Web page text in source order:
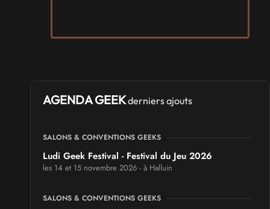
AGENDA GEEKderniers ajouts
SALONS & CONVENTIONS GEEKS
Ludi Geek Festival - Festival du Jeu 2026
les 14 et 15 novembre 2026 - à Halluin
SALONS & CONVENTIONS GEEKS